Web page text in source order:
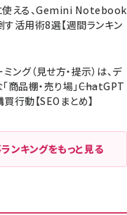
使える、Gemini Notebook
活用術8選【週間ランキン
ング（見せ方・提示）は、デ
商品棚・売り場」――ChatGPT
行動【SEOまとめ】
ンキングをもっと見る